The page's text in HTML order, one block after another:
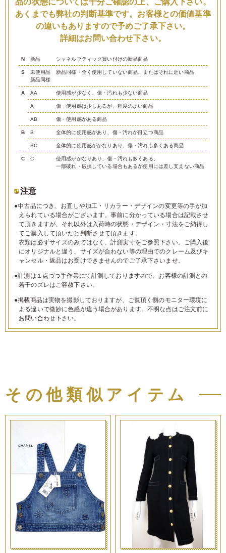
品の状態については十分ご確認の上、ご購入下さい。
あくまでも弊社の判断基準です。お客様との価値基準
の違いもありますので予めご了承下さい。
詳細はお問い合わせ下さい。
N 新品 シャネルブティック買い付けの新品商品
S
未使用品
新品同様
新品同様・全く使用していない商品、またはそれに近い商品
A AA 使用感が少なく、傷・汚れも少ない商品
A 傷・使用感は少しあるが、程度のよい商品
AB 傷・使用感がある商品
B B 全体的に使用感があり、傷・汚れが目立つ商品
BC 全体的に使用感がかなりあり、傷・汚れも多くある商品
C C
使用感がかなりあり、傷・汚れも多くある。
一部破れ・破損している場合もあるが使用には差し支えない商品
注意
●中古品につき、お直しや加工・リカラー・デザインの変更等の手が加
えられている場合がございます。事前に分かっている場合は記載させ
て頂きますが、それ以外は入荷時の状態・デザイン・寸法をご納得し
てご購入して頂いたと判断させて頂きます。
衣類は必ずサイズのみではなく、計測実寸をご参照下さい。ご購入後
にオリジナルと違う、サイズが合わない等の理由でのクレーム及びキ
ャンセル・返品はお受けできませんのでご了承下さいませ。
●計測は１点づつ手作業にて計測しておりますので、お客様の計測との
若干のズレはご容赦下さい。
●掲載商品は実物を撮影しておりますが、ご覧頂く側のモニター環境に
よる違いで微妙に色感が違う場合があります。不明な点はご注文前に
お問い合わせ下さい。
その他類似アイテム